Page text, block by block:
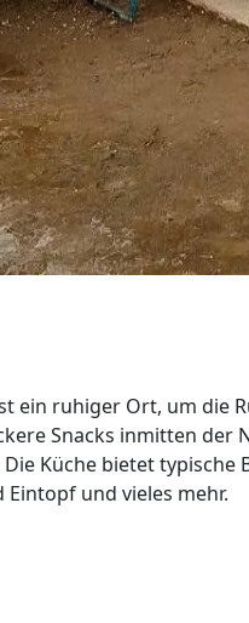
ein ruhiger Ort, um die
Snacks inmitten
Küche bietet
Eintopf und vieles mehr.